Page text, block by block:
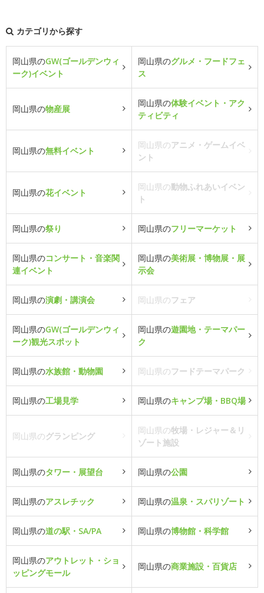
カテゴリから探す
岡山県のGW(ゴールデンウィ
ーク)イベント
岡山県のグルメ・フードフェ
ス
岡山県の物産展
岡山県の体験イベント・アク
ティビティ
岡山県の無料イベント
岡山県のアニメ・ゲームイベ
ント
岡山県の花イベント
岡山県の動物ふれあいイベン
ト
岡山県の祭り 岡山県のフリーマーケット
岡山県のコンサート・音楽関
連イベント
岡山県の美術展・博物展・展
示会
岡山県の演劇・講演会 岡山県のフェア
岡山県のGW(ゴールデンウィ
ーク)観光スポット
岡山県の遊園地・テーマパー
ク
岡山県の水族館・動物園 岡山県のフードテーマパーク
岡山県の工場見学 岡山県のキャンプ場・BBQ場
岡山県のグランピング
岡山県の牧場・レジャー＆リ
ゾート施設
岡山県のタワー・展望台 岡山県の公園
岡山県のアスレチック 岡山県の温泉・スパリゾート
岡山県の道の駅・SA/PA 岡山県の博物館・科学館
岡山県のアウトレット・ショ
ッピングモール
岡山県の商業施設・百貨店